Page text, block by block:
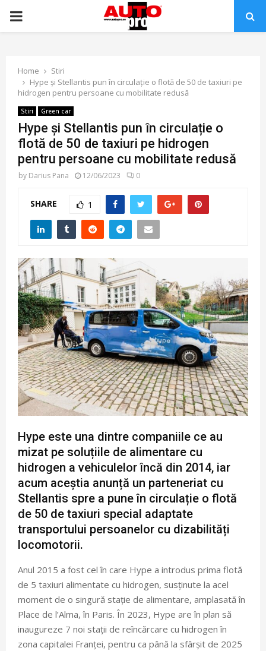
PRIMARY
Home
Stiri
Hype și Stellantis pun în circulație o flotă de 50 de taxiuri pe
hidrogen pentru persoane cu mobilitate redusă
Stiri Green car
Hype și Stellantis pun în circulație o
flotă de 50 de taxiuri pe hidrogen
pentru persoane cu mobilitate redusă
by Darius Pana 12/06/2023 0
SHARE 1
Hype este una dintre companiile ce au
mizat pe soluțiile de alimentare cu
hidrogen a vehiculelor încă din 2014, iar
acum aceștia anunță un parteneriat cu
Stellantis spre a pune în circulație o flotă
de 50 de taxiuri special adaptate
transportului persoanelor cu dizabilități
locomotorii.
Anul 2015 a fost cel în care Hype a introdus prima flotă
de 5 taxiuri alimentate cu hidrogen, susținute la acel
moment de o singură stație de alimentare, amplasată în
Place de l’Alma, în Paris. În 2023, Hype are în plan să
inaugureze 7 noi stații de reîncărcare cu hidrogen în
zona capitalei Franței, pentru ca până la sfârșit de 2025